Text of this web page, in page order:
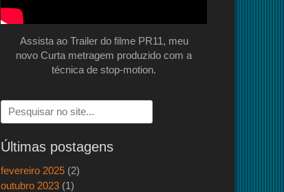
Assista ao Trailer do filme PR11, meu
novo Curta metragem produzido com a
técnica de stop-motion.
Pesquisar
por:
Últimas postagens
fevereiro 2025 (2)
outubro 2023 (1)